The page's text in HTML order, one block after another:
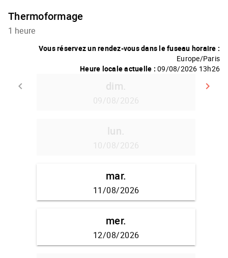
Thermoformage
1 heure
Vous réservez un rendez-vous dans le fuseau horaire :
Europe/Paris
Heure locale actuelle : 09/08/2026 13h26
keyboard_arrow_left
keyboard_arrow_right
dim.
09/08/2026
lun.
10/08/2026
mar.
11/08/2026
mer.
12/08/2026